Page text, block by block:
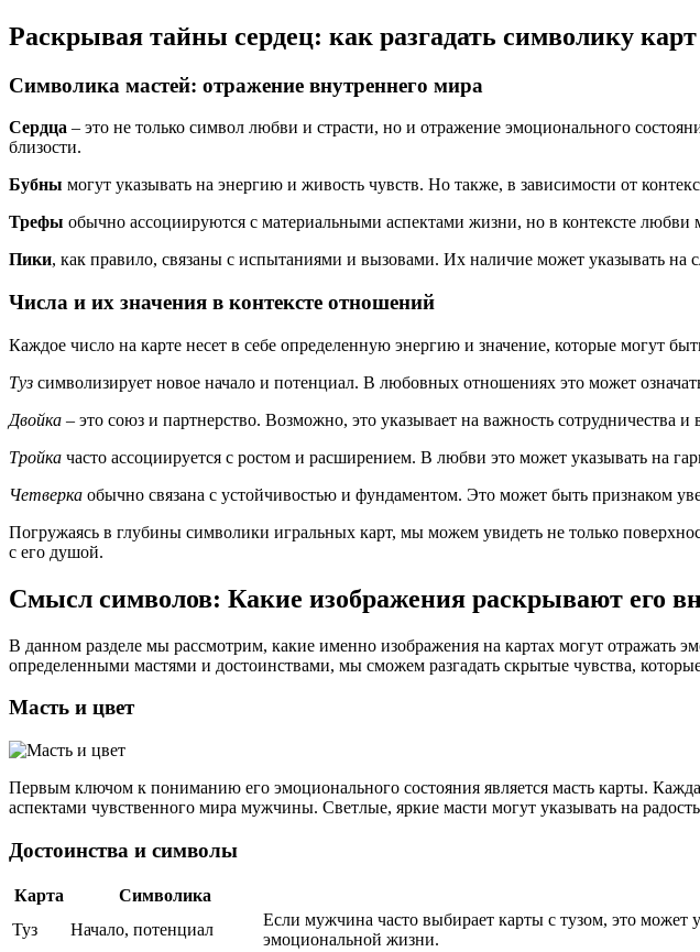
Раскрывая тайны сердец: как разгадать символику
Символика мастей: отражение внутреннего мира
Сердца – это не только символ любви и страсти, но и отражение эмоционального
близости.
Бубны могут указывать на энергию и живость чувств. Но также, в зависимости от
Трефы обычно ассоциируются с материальными аспектами жизни, но в контексте
Пики, как правило, связаны с испытаниями и вызовами. Их наличие может указывать на
Числа и их значения в контексте отношений
Каждое число на карте несет в себе определенную энергию и значение, которые могут
Туз символизирует новое начало и потенциал. В любовных отношениях это может
Двойка – это союз и партнерство. Возможно, это указывает на важность сотрудничества
Тройка часто ассоциируется с ростом и расширением. В любви это может указывать на
Четверка обычно связана с устойчивостью и фундаментом. Это может быть признаком
Погружаясь в глубины символики игральных карт, мы можем увидеть не только
с его душой.
Смысл символов: Какие изображения раскрывают его
В данном разделе мы рассмотрим, какие именно изображения на картах могут
определенными мастями и достоинствами, мы сможем разгадать скрытые чувства,
Масть и цвет
Первым ключом к пониманию его эмоционального состояния является масть карты.
аспектами чувственного мира мужчины. Светлые, яркие масти могут указывать на
Достоинства и символы
Карта Символика
Туз
Начало, потенциал
Если мужчина часто выбирает карты с тузом, это может
эмоциональной жизни.